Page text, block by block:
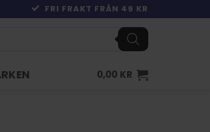
FRI FRAKT FRÅN 49 KR
0,00 KR